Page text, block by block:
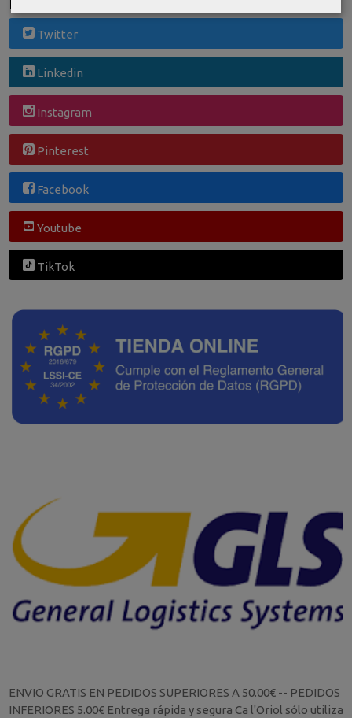
Twitter
Linkedin
Instagram
Pinterest
Facebook
Youtube
TikTok
ENVIO GRATIS EN PEDIDOS SUPERIORES A 50.00€ -- PEDIDOS
INFERIORES 5.00€ Entrega rápida y segura Ca l'Oriol sólo utiliza